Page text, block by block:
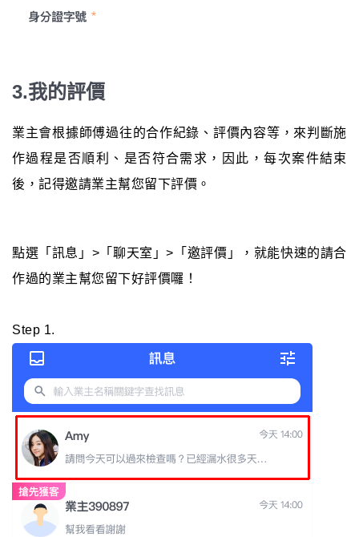
3.我的評價
業主會根據師傅過往的合作紀錄、評價內容等，來判斷施
作過程是否順利、是否符合需求，因此，每次案件結束
後，記得邀請業主幫您留下評價。
點選「訊息」>「聊天室」>「邀評價」，就能快速的請合
作過的業主幫您留下好評價囉！
Step 1.